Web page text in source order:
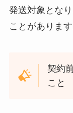
発送対象とな
ことがあります
契約
こと